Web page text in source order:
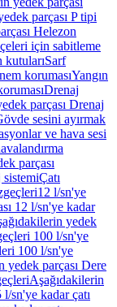
parçası P tipi
Helezon
için sabitleme
kutularıSarf
korumasıYangın
Drenaj
parçası Drenaj
sesini ayırmak
ve hava sesi
parçası
sistemiÇatı
12 l/sn'ye
12 l/sn'ye kadar
yedek
100 l/sn'ye
100 l/sn'ye
yedek parçası Dere
Aşağıdakilerin
l/sn'ye kadar çatı